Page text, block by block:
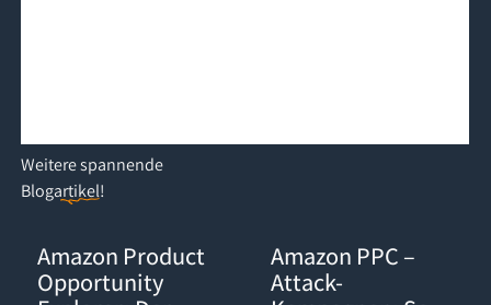
Weiterespannende
Blogartikel!
Amazon Product
Opportunity
Amazon PPC –
Attack-